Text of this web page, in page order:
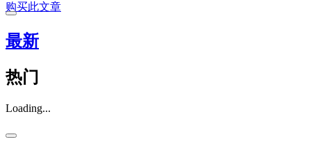
购买此文章
最新
热门
Loading...